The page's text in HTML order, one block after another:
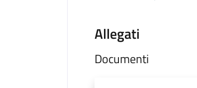
Allegati
Documenti